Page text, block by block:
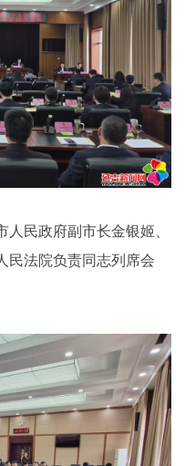
民政府副市长金银姬、
民法院负责同志列席会